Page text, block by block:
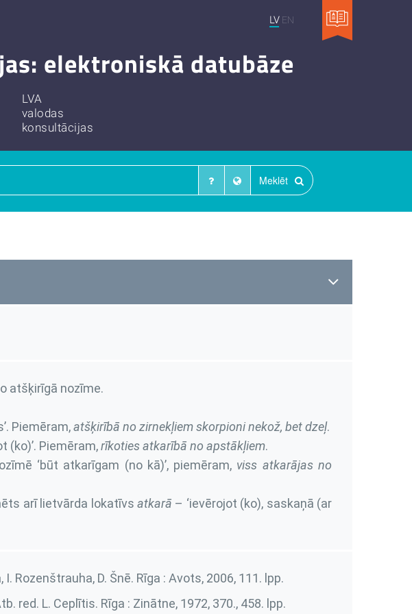
LV EN
elektroniskā datubāze
LVA
valodas
konsultācijas
Meklēt
atšķirīgā nozīme.
Piemēram,atšķirībā no zirnekļiem skorpioni nekož, bet dzeļ.
(ko)’. Piemēram,rīkoties atkarībā no apstākļiem.
‘būt atkarīgam (no kā)’, piemēram, viss atkarājas no
arī lietvārda lokatīvs atkarā – ‘ievērojot (ko), saskaņā (ar
I. Rozenštrauha, D. Šnē. Rīga : Avots, 2006, 111. lpp.
red. L. Ceplītis. Rīga : Zinātne, 1972, 370., 458. lpp.